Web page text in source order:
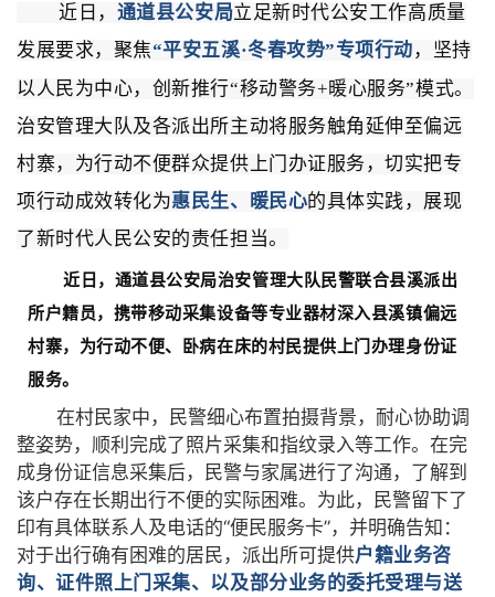
近日， 通道县公安局立足新时代公安工作高质量
发展要求，聚焦“平安五溪·冬春攻势”专项行动 ，坚持
以人民为中心，创新推行“移动警务+暖心服务”模式。
治安管理大队及各派出所主动将服务触角延伸至偏远
村寨，为行动不便群众提供上门办证服务，切实把专
项行动成效转化为惠民生、暖民心的具体实践，展现
了新时代人民公安的责任担当。
近日，通道县公安局治安管理大队民警联合县溪派出
所户籍员，携带移动采集设备等专业器材深入县溪镇偏远
村寨，为行动不便、卧病在床的村民提供上门办理身份证
服务。
在村民家中，民警细心布置拍摄背景，耐心协助调
整姿势，顺利完成了照片采集和指纹录入等工作。在完
成身份证信息采集后，民警与家属进行了沟通，了解到
该户存在长期出行不便的实际困难。为此，民警留下了
印有具体联系人及电话的“便民服务卡”，并明确告知：
对于出行确有困难的居民，派出所可提供户籍业务咨
询、证件照上门采集、以及部分业务的委托受理与送